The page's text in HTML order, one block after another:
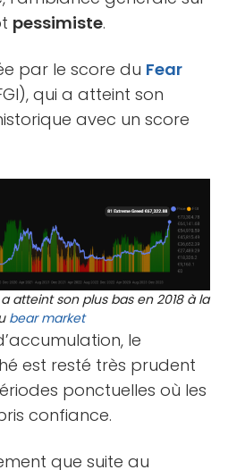
pessimiste.
par le score du Fear
qui a atteint son
avec un score
atteint son plus bas en 2018 à la
bear market
le
est resté très prudent
ponctuelles où les
confiance.
que suite au